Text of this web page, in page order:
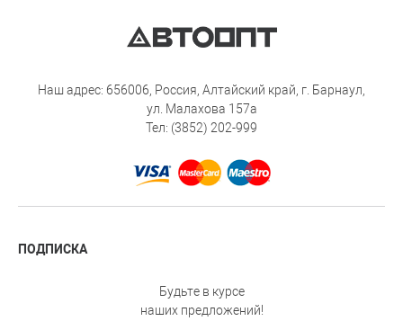
Наш адрес: 656006, Россия, Алтайский край, г. Барнаул,
ул. Малахова 157а
Тел: (3852) 202-999
ПОДПИСКА
Будьте в курсе
наших предложений!